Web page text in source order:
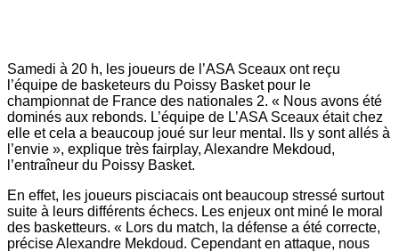
Samedi à 20 h, les joueurs de l’ASA Sceaux ont reçu
l’équipe de basketeurs du Poissy Basket pour le
championnat de France des nationales 2. « Nous avons été
dominés aux rebonds. L’équipe de L’ASA Sceaux était chez
elle et cela a beaucoup joué sur leur mental. Ils y sont allés à
l’envie », explique très fairplay, Alexandre Mekdoud,
l’entraîneur du Poissy Basket.
En effet, les joueurs pisciacais ont beaucoup stressé surtout
suite à leurs différents échecs. Les enjeux ont miné le moral
des basketteurs. « Lors du match, la défense a été correcte,
précise Alexandre Mekdoud. Cependant en attaque, nous